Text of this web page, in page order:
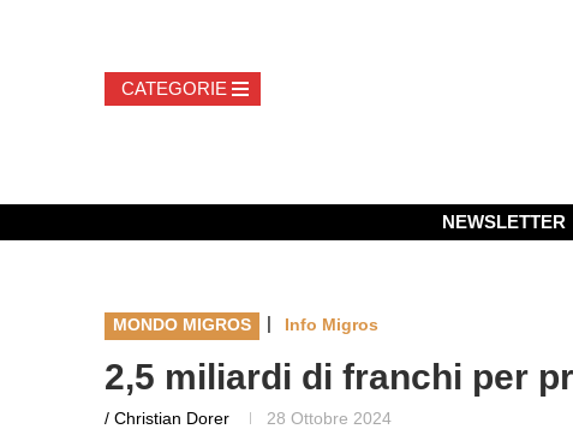
NEWSLETTER
MONDO MIGROS | Info Migros
2,5 miliardi di franchi per
/ Christian Dorer 28 Ottobre 2024